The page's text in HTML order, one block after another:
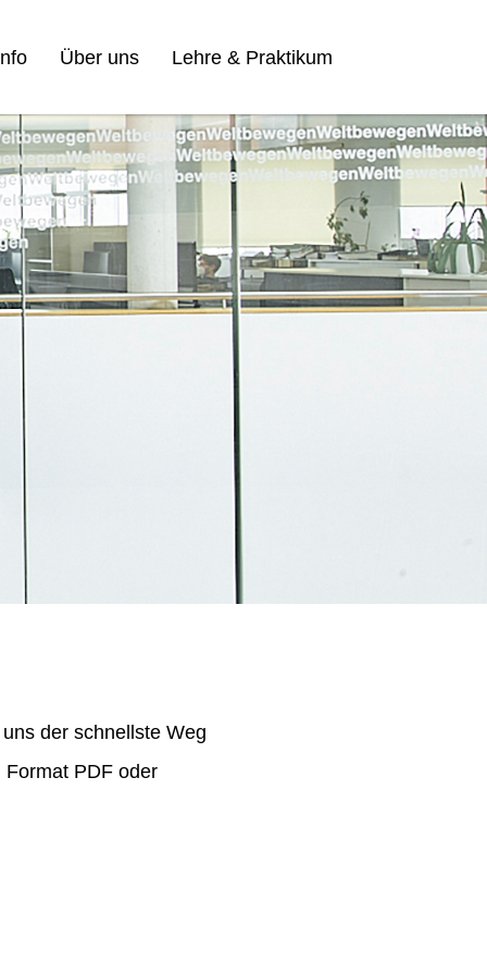
Über uns Lehre & Praktikum
der schnellste Weg
PDF oder